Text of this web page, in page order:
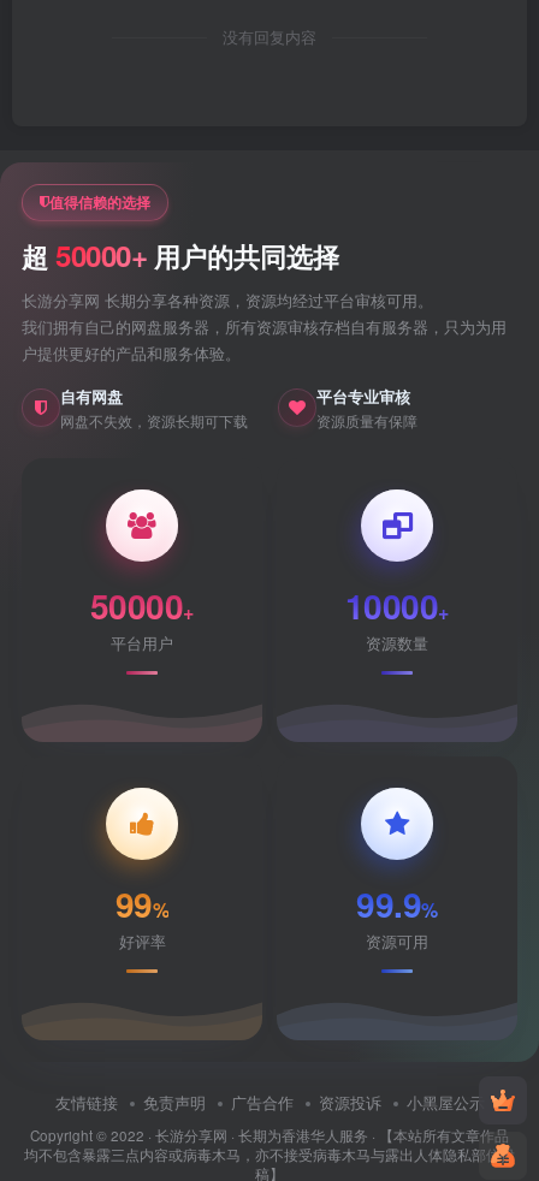
没有回复内容
值得信赖的选择
超 50000+ 用户的共同选择
长游分享网 长期分享各种资源，资源均经过平台审核可用。
我们拥有自己的网盘服务器，所有资源审核存档自有服务器，只为为用
户提供更好的产品和服务体验。
自有网盘
网盘不失效，资源长期可下载
平台专业审核
资源质量有保障
50000+
平台用户
10000+
资源数量
99%
好评率
99.9%
资源可用
友情链接 免责声明 广告合作 资源投诉 小黑屋公示
Copyright © 2022 · 长游分享网 · 长期为香港华人服务 · 【本站所有文章作品
均不包含暴露三点内容或病毒木马，亦不接受病毒木马与露出人体隐私部位投
稿】